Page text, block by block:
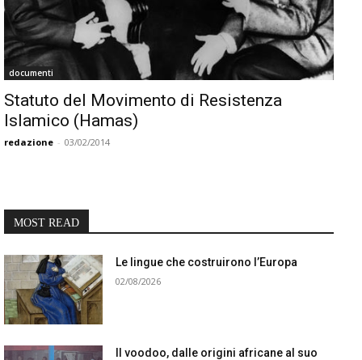
documenti
Statuto del Movimento di Resistenza
Islamico (Hamas)
redazione - 03/02/2014
MOST READ
Le lingue che costruirono l’Europa
02/08/2026
Il voodoo, dalle origini africane al suo